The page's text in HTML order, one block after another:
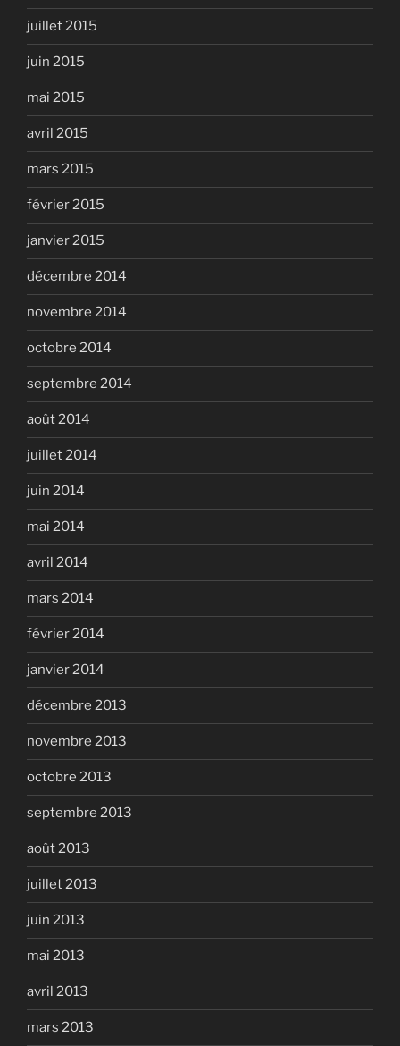
juillet 2015
juin 2015
mai 2015
avril 2015
mars 2015
février 2015
janvier 2015
décembre 2014
novembre 2014
octobre 2014
septembre 2014
août 2014
juillet 2014
juin 2014
mai 2014
avril 2014
mars 2014
février 2014
janvier 2014
décembre 2013
novembre 2013
octobre 2013
septembre 2013
août 2013
juillet 2013
juin 2013
mai 2013
avril 2013
mars 2013